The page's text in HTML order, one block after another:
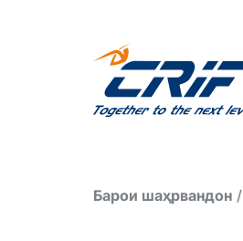
Барои шаҳрвандон